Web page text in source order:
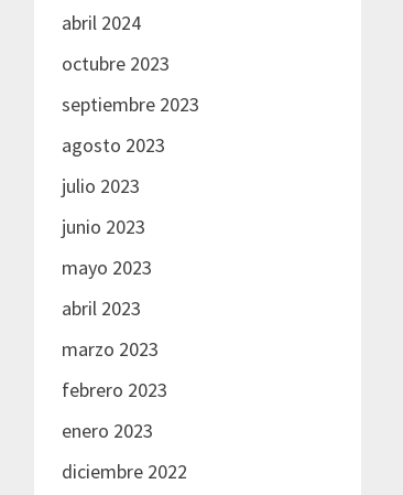
abril 2024
octubre 2023
septiembre 2023
agosto 2023
julio 2023
junio 2023
mayo 2023
abril 2023
marzo 2023
febrero 2023
enero 2023
diciembre 2022